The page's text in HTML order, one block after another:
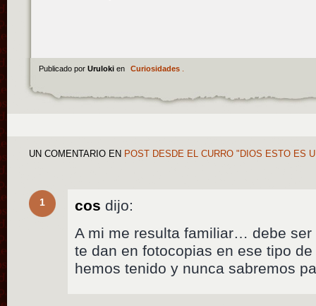
Publicado por Uruloki en Curiosidades.
UN COMENTARIO EN POST DESDE EL CURRO "DIOS ESTO ES
1 cos dijo:
A mi me resulta familiar… debe
te dan en fotocopias en ese tipo
hemos tenido y nunca sabremos